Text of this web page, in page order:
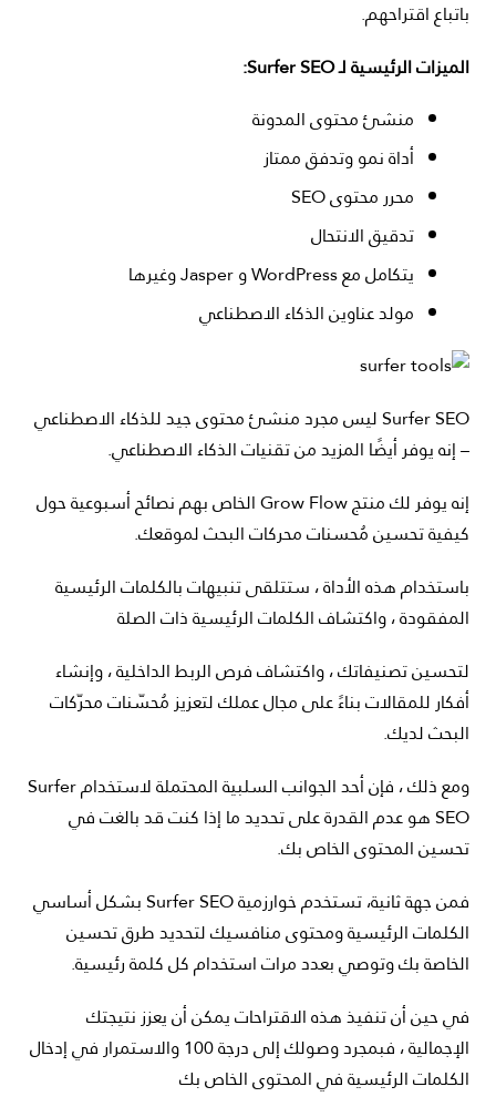
باتباع اقتراحهم.
الميزات الرئيسية لـ Surfer SEO:
منشئ محتوى المدونة
أداة نمو وتدفق ممتاز
محرر محتوى SEO
تدقيق الانتحال
يتكامل مع WordPress و Jasper وغيرها
مولد عناوين الذكاء الاصطناعي
Surfer SEO ليس مجرد منشئ محتوى جيد للذكاء الاصطناعي
– إنه يوفر أيضًا المزيد من تقنيات الذكاء الاصطناعي.
إنه يوفر لك منتج Grow Flow الخاص بهم نصائح أسبوعية حول
كيفية تحسين مُحسنات محركات البحث لموقعك.
باستخدام هذه الأداة ، ستتلقى تنبيهات بالكلمات الرئيسية
المفقودة ، واكتشاف الكلمات الرئيسية ذات الصلة
لتحسين تصنيفاتك ، واكتشاف فرص الربط الداخلية ، وإنشاء
أفكار للمقالات بناءً على مجال عملك لتعزيز مُحسّنات محرّكات
البحث لديك.
ومع ذلك ، فإن أحد الجوانب السلبية المحتملة لاستخدام Surfer
SEO هو عدم القدرة على تحديد ما إذا كنت قد بالغت في
تحسين المحتوى الخاص بك.
فمن جهة ثانية، تستخدم خوارزمية Surfer SEO بشكل أساسي
الكلمات الرئيسية ومحتوى منافسيك لتحديد طرق تحسين
الخاصة بك وتوصي بعدد مرات استخدام كل كلمة رئيسية.
في حين أن تنفيذ هذه الاقتراحات يمكن أن يعزز نتيجتك
الإجمالية ، فبمجرد وصولك إلى درجة 100 والاستمرار في إدخال
الكلمات الرئيسية في المحتوى الخاص بك